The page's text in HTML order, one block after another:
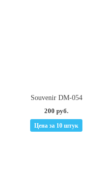
Souvenir DM-054
200 руб.
Цена за 10 штук